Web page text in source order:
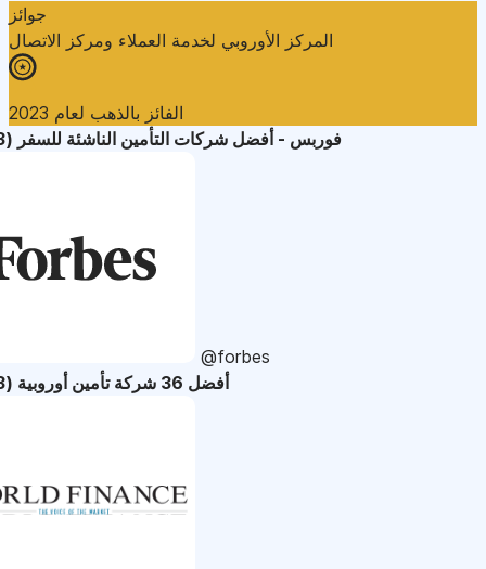
جوائز
المركز الأوروبي لخدمة العملاء ومركز الاتصال
الفائز بالذهب لعام 2023
فوربس - أفضل شركات التأمين الناشئة للسفر (2023)
@forbes
أفضل 36 شركة تأمين أوروبية (2023)